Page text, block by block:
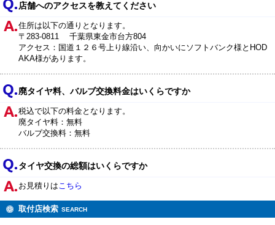
店舗へのアクセスを教えてください
住所は以下の通りとなります。
〒283-0811 千葉県東金市台方804
アクセス：国道１２６号上り線沿い、向かいにソフトバンク様とHOD
AKA様があります。
廃タイヤ料、バルブ交換料金はいくらですか
税込で以下の料金となります。
廃タイヤ料：無料
バルブ交換料：無料
タイヤ交換の総額はいくらですか
お見積りはこちら
取付店検索 SEARCH